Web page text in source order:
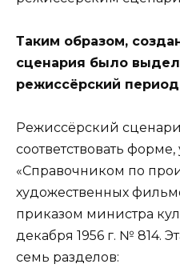
Таким образом,
сценария было
режиссёрский
Режиссёрский
соответствовать
«Справочником по
художественных
приказом министра
декабря 1956 г. № 814.
семь разделов: